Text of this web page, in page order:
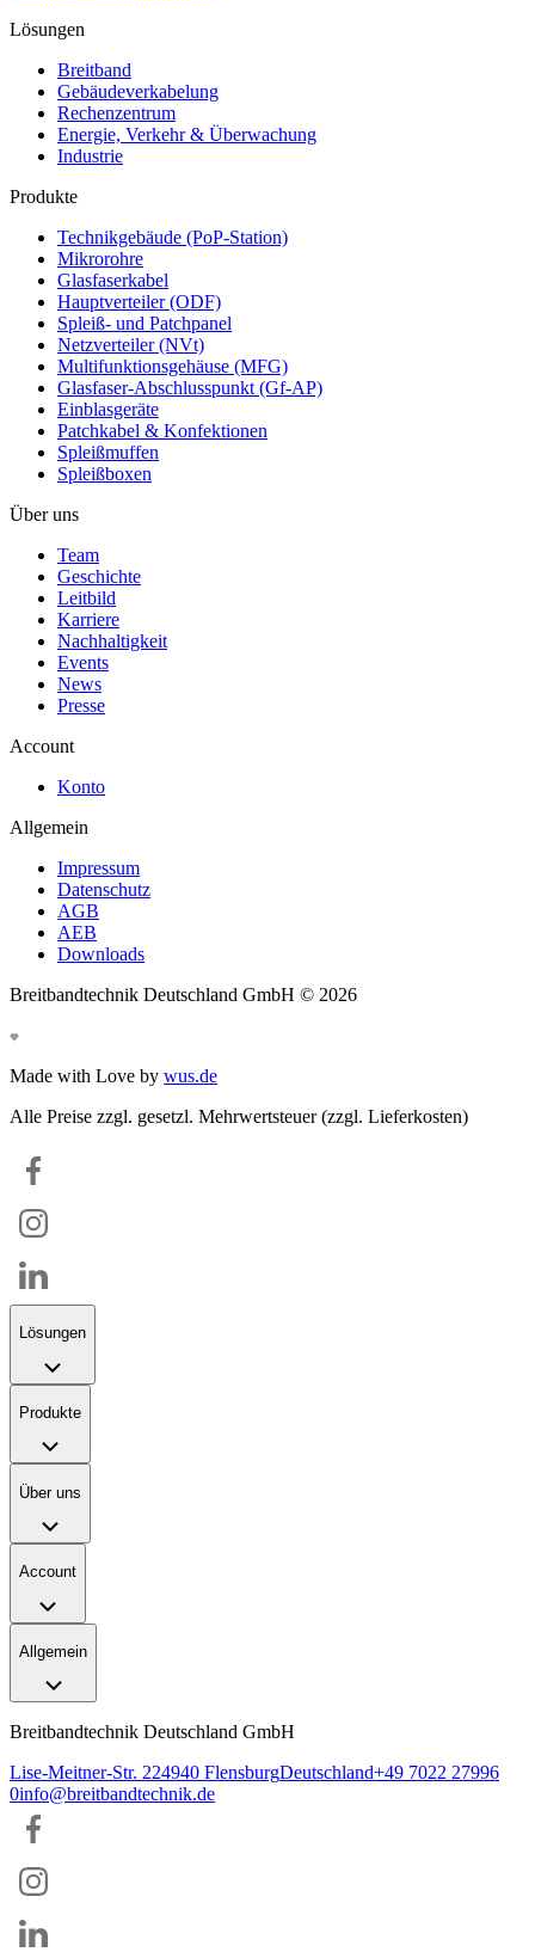
Lösungen
Breitband
Gebäudeverkabelung
Rechenzentrum
Energie, Verkehr & Überwachung
Industrie
Produkte
Technikgebäude (PoP-Station)
Mikrorohre
Glasfaserkabel
Hauptverteiler (ODF)
Spleiß- und Patchpanel
Netzverteiler (NVt)
Multifunktionsgehäuse (MFG)
Glasfaser-Abschlusspunkt (Gf-AP)
Einblasgeräte
Patchkabel & Konfektionen
Spleißmuffen
Spleißboxen
Über uns
Team
Geschichte
Leitbild
Karriere
Nachhaltigkeit
Events
News
Presse
Account
Konto
Allgemein
Impressum
Datenschutz
AGB
AEB
Downloads
Breitbandtechnik Deutschland GmbH © 2026
Made with Love by wus.de
Alle Preise zzgl. gesetzl. Mehrwertsteuer (zzgl. Lieferkosten)
Lösungen
Produkte
Über uns
Account
Allgemein
Breitbandtechnik Deutschland GmbH
Lise-Meitner-Str. 224940 FlensburgDeutschland+49 7022 27996
0info@breitbandtechnik.de